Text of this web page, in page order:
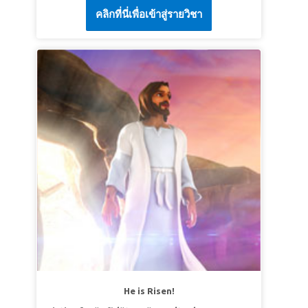
LECȚIA 2 DUMNEZEU ESTE
Adevăr biblic: „Pot merge la Isus cu toate
nevoile mele.”
Verset | Sari ca mingea „Dar lucrurile acestea
au fost scrise pentru ca voi să credeţi că Isus
este Hristosul, Fiul lui Dumnezeu; şi, crezând,
să aveţi viaţa în Numele Lui.” Ioan 20:31 (VDC)
LECȚIA 3 ADEVĂRATELE MINUNI SUNT DE
LA DUMNEZEU
Adevăr biblic: Isus este Vindecătorul meu.
Verset | Sari ca mingea „Isus Hristos este
acelaşi ieri şi azi şi în veci!” Evrei 13:8 (VDC)
Cristi, Oana și Memo în Ierusalimul antic.
Acolo, Isus intră în oraș pe un măgar și curăță
Templul de oameni lacomi. Fii martor cum Se
pregătește pentru o masă finală cu ucenicii
Săi. Copiii învață că adevărata măreție vine
din a-i sluji pe alții!
LECȚIA 1 ISUS, LIDERUL NOSTRU
SLUJITOR
Adevăr biblic: Isus S-a smerit și S-a făcut
slujitor.
Verset | Sari ca mingea „El, măcar că avea
chipul lui Dumnezeu, totuşi n-a crezut ca un
lucru de apucat să fie deopotrivă cu
Dumnezeu ci S-a dezbrăcat pe Sine însuşi şi a
luat un chip de rob, făcându-Se asemenea
oamenilor. Filipeni 2:6–7a
คลิกที่นี่เพื่อเข้าสู่รายวิชา
He is Risen!